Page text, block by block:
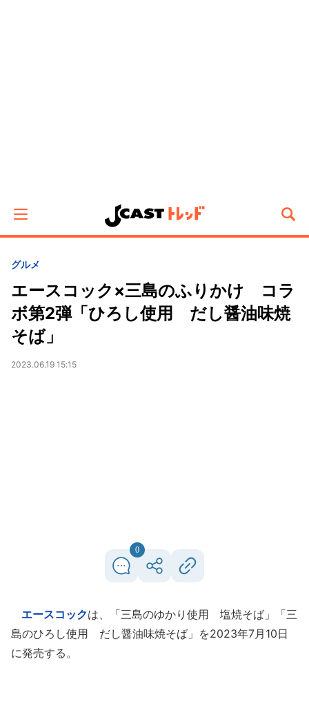
グルメ
エースコック×三島のふりかけ コラ
ボ第2弾「ひろし使用 だし醤油味焼
そば」
2023.06.19 15:15
0
エースコックは、「三島のゆかり使用 塩焼そば」「三
島のひろし使用 だし醤油味焼そば」を2023年7月10日
に発売する。